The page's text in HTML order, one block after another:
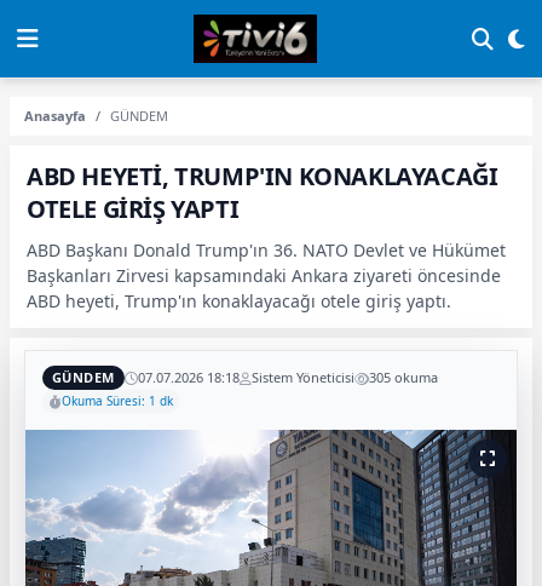
Anasayfa GÜNDEM
ABD HEYETİ, TRUMP'IN KONAKLAYACAĞI
OTELE GİRİŞ YAPTI
ABD Başkanı Donald Trump'ın 36. NATO Devlet ve Hükümet
Başkanları Zirvesi kapsamındaki Ankara ziyareti öncesinde
ABD heyeti, Trump'ın konaklayacağı otele giriş yaptı.
GÜNDEM 07.07.2026 18:18 Sistem Yöneticisi 305 okuma
Okuma Süresi: 1 dk